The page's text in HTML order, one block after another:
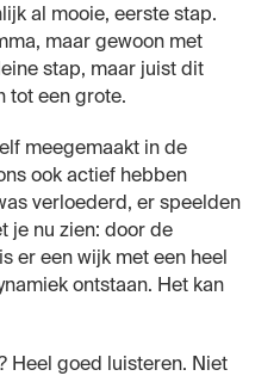
al mooie, eerste stap.
maar gewoon met
stap, maar juist dit
tot een grote.
meegemaakt in de
ook actief hebben
verloederd, er speelden
je nu zien: door de
er een wijk met een heel
ontstaan. Het kan
Heel goed luisteren. Niet